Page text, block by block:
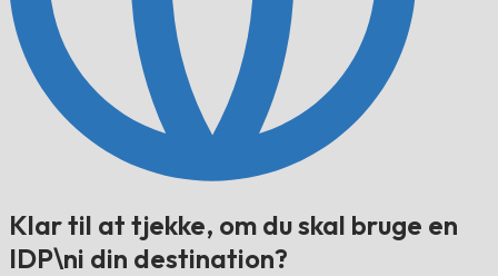
Klar til at tjekke, om du skal bruge en
IDP\ni din destination?